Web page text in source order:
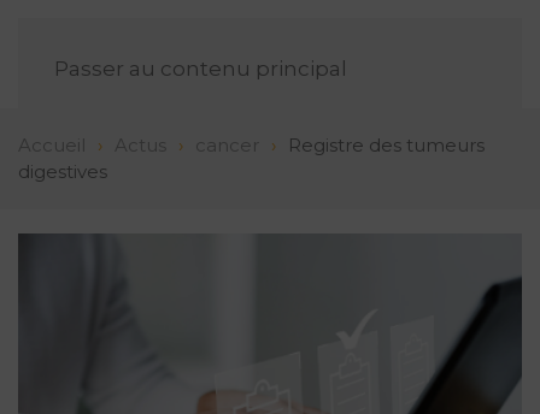
Passer au contenu principal
Accueil Actus cancer
Registre des tumeurs
digestives